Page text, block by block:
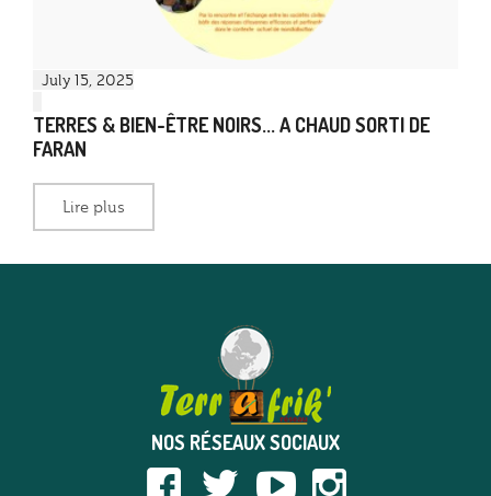
July 15, 2025
TERRES & BIEN-ÊTRE NOIRS... A CHAUD SORTI DE
FARAN
Lire plus
NOS RÉSEAUX SOCIAUX